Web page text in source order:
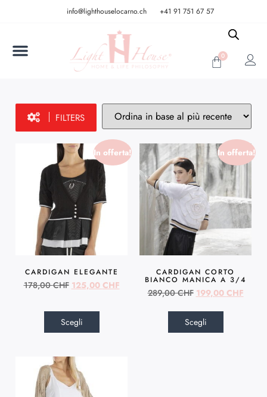
info@lighthouselocarno.ch +41 91 751 67 57
0
FILTERS
In offerta!
CARDIGAN ELEGANTE
178,00CHF 125,00 CHF
Scegli
In offerta!
CARDIGAN CORTO
BIANCO MANICA A 3/4
289,00CHF 199,00 CHF
Scegli